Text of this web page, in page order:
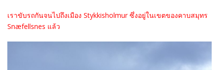
เราขับรถกันจนไปถึงเมือง Stykkisholmur ซึ่งอยู่ในเขตของคาบสมุทร
Snæfellsnes แล้ว